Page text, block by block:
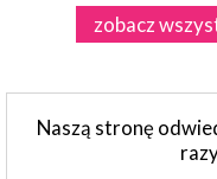
zobacz
Naszą stronę